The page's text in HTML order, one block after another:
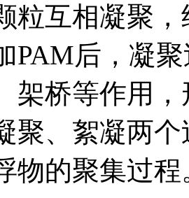
粒互相凝聚
PAM后，凝
架桥等作用
聚、絮凝两
物的聚集过程